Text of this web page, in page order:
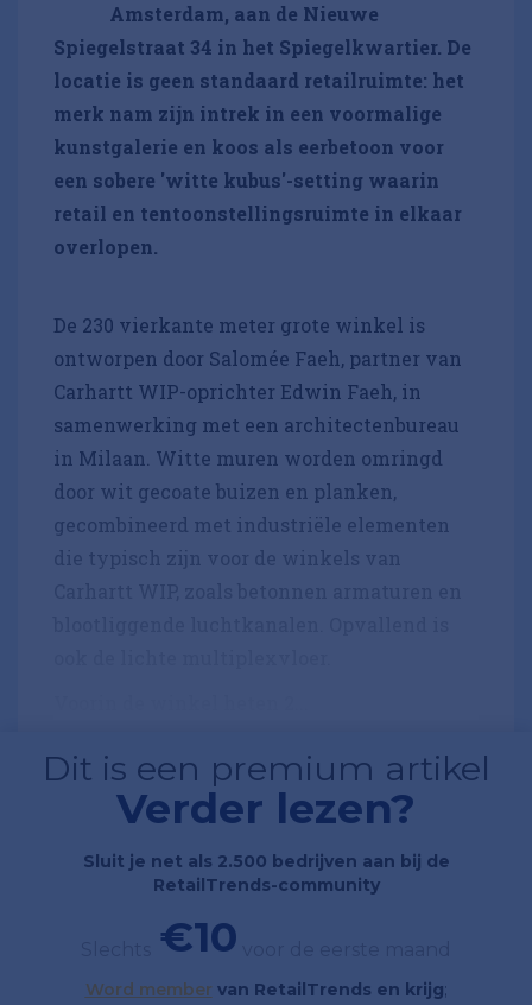
Amsterdam, aan de Nieuwe
Spiegelstraat 34 in het Spiegelkwartier. De
locatie is geen standaard retailruimte: het
merk nam zijn intrek in een voormalige
kunstgalerie en koos als eerbetoon voor
een sobere 'witte kubus'-setting waarin
retail en tentoonstellingsruimte in elkaar
overlopen.
De 230 vierkante meter grote winkel is
ontworpen door Salomée Faeh, partner van
Carhartt WIP-oprichter Edwin Faeh, in
samenwerking met een architectenbureau
in Milaan. Witte muren worden omringd
door wit gecoate buizen en planken,
gecombineerd met industriële elementen
die typisch zijn voor de winkels van
Dit is een premium artikel
Verder lezen?
Sluit je net als 2.500 bedrijven aan bij de
RetailTrends-community
€10
Word member van RetailTrends en krijg;